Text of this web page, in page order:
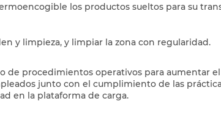
los productos sueltos para su
y limpieza, y limpiar la zona con regularidad.
de procedimientos operativos para aumentar
junto con el cumplimiento de las
en la plataforma de carga.